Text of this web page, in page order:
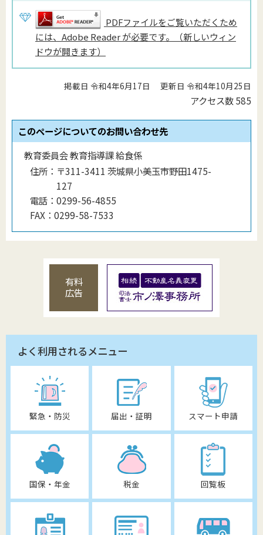
PDFファイルをご覧いただくため
には、Adobe Reader が必要です。（新しいウィン
ドウが開きます）
掲載日 令和4年6月17日 更新日 令和4年10月25日
アクセス数585
このページについてのお問い合わせ先
教育委員会 教育指導課 給食係
住所： 〒311-3411 茨城県小美玉市野田1475-
127
電話： 0299-56-4855
FAX： 0299-58-7533
有料
広告
よく利用されるメニュー
緊急・防災 届出・証明 スマート申請
国保・年金 税金 回覧板